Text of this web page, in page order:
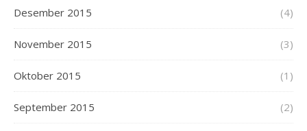
Desember 2015 (4)
November 2015 (3)
Oktober 2015 (1)
September 2015 (2)